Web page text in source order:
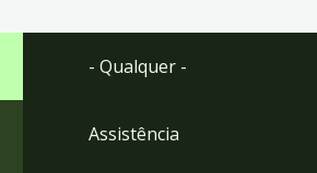
- Qualquer -
Assistência